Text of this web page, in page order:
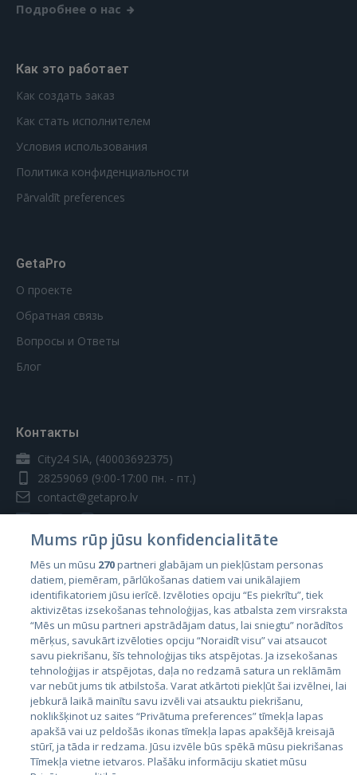
Подробнее о нас
Как это работает
Как создать заказ
Как стать исполнителем
Условия использования
Политика конфиденциальности
Pārvaldīt preferences
GetaPro
О проекте
Обратная связь
Вопросы и Ответы
Блог
Контакты
City24 SIA, (40003692375)
28259069 (9:00-17:00 пн. - пт.)
contact@getapro.lv
Страны
Эстония
Латвия
Литва
Mums rūp jūsu konfidencialitāte
Mēs un mūsu 270partneri glabājam un piekļūstam personas
datiem, piemēram, pārlūkošanas datiem vai unikālajiem
identifikatoriem jūsu ierīcē. Izvēloties opciju “Es piekrītu”, tiek
aktivizētas izsekošanas tehnoloģijas, kas atbalsta zem virsraksta
“Mēs un mūsu partneri apstrādājam datus, lai sniegtu” norādītos
mērķus, savukārt izvēloties opciju “Noraidīt visu” vai atsaucot
savu piekrišanu, šīs tehnoloģijas tiks atspējotas. Ja izsekošanas
tehnoloģijas ir atspējotas, daļa no redzamā satura un reklāmām
var nebūt jums tik atbilstoša. Varat atkārtoti piekļūt šai izvēlnei, lai
jebkurā laikā mainītu savu izvēli vai atsauktu piekrišanu,
noklikšķinot uz saites “Privātuma preferences” tīmekļa lapas
apakšā vai uz peldošās ikonas tīmekļa lapas apakšējā kreisajā
stūrī, ja tāda ir redzama. Jūsu izvēle būs spēkā mūsu piekrišanas
Tīmekļa vietne ietvaros. Plašāku informāciju skatiet mūsu